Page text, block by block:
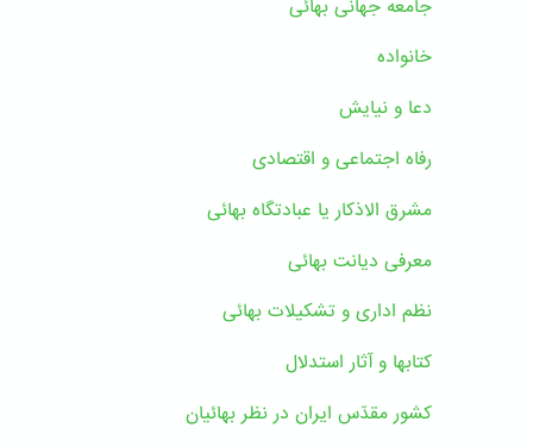
جامعه جهانی بهائی
خانواده
دعا و نیایش
رفاه اجتماعی و اقتصادی
مشرق الاذکار یا عبادتگاه بهائی
معرفی دیانت بهائی
نظم اداری و تشکیلات بهائی
کتابها و آثار استدلال
کشور مقدّس ایران در نظر بهائیان